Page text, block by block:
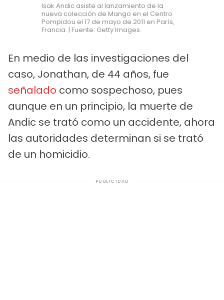
Isak Andic asiste al lanzamiento de la
nueva colección de Mango en el Centro
Pompidou el 17 de mayo de 2011 en París,
Francia. | Fuente: Getty Images.
En medio de las investigaciones del
caso, Jonathan, de 44 años, fue
señalado como sospechoso, pues
aunque en un principio, la muerte de
Andic se trató como un accidente, ahora
las autoridades determinan si se trató
de un homicidio.
PUBLICIDAD